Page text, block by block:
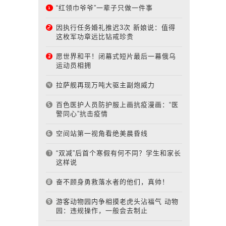
“红领巾爷爷”一辈子只做一件事
因执行任务婚礼推迟3次 新娘说：值得
这枚军功章远比钻戒珍贵
愿世界和平！闭幕式短片最后一幕俄乌
运动员相拥
拉萨舰再现万吨大驱主副炮威力
百色医护人员防护服上画抗疫漫画：“医
警同心”抗击疫情
空间站第一视角看绝美晨昏线
“双减”后首个寒假有何不同？学生和家长
这样说
奋不顾身勇救落水者的他们，真帅！
游客动物园内争相摸老虎头沾福气 动物
园：违规操作，一般会去制止